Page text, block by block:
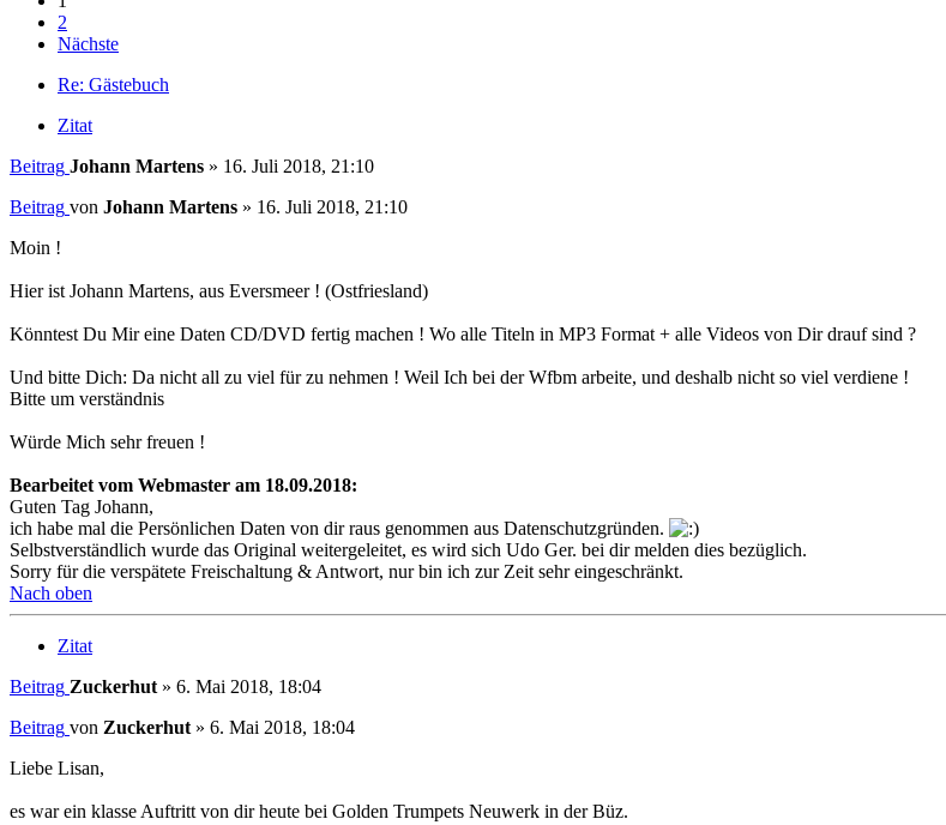
2
Nächste
Re: Gästebuch
Zitat
Beitrag Johann Martens » 16. Juli 2018, 21:10
Beitrag von Johann Martens » 16. Juli 2018, 21:10
Moin !
Hier ist Johann Martens, aus Eversmeer ! (Ostfriesland)
Könntest Du Mir eine Daten CD/DVD fertig machen ! Wo alle Titeln in MP3 Format + alle Videos von Dir drauf sind ?
Und bitte Dich: Da nicht all zu viel für zu nehmen ! Weil Ich bei der Wfbm arbeite, und deshalb nicht so viel verdiene !
Bitte um verständnis
Würde Mich sehr freuen !
Bearbeitet vom Webmaster am 18.09.2018:
Guten Tag Johann,
ich habe mal die Persönlichen Daten von dir raus genommen aus Datenschutzgründen.
Selbstverständlich wurde das Original weitergeleitet, es wird sich Udo Ger. bei dir melden dies bezüglich.
Sorry für die verspätete Freischaltung & Antwort, nur bin ich zur Zeit sehr eingeschränkt.
Nach oben
Zitat
Beitrag Zuckerhut » 6. Mai 2018, 18:04
Beitrag von Zuckerhut » 6. Mai 2018, 18:04
Liebe Lisan,
es war ein klasse Auftritt von dir heute bei Golden Trumpets Neuwerk in der Büz.